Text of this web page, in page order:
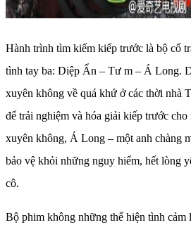
Hành trình tìm kiếm kiếp trước là bộ cổ
tình tay ba: Diệp Ẩn – Tư m – Á Long.
xuyên không về quá khứ ở các thời
để trải nghiệm và hóa giải kiếp trước
xuyên không, Á Long – một anh chàng
bảo vệ khỏi những nguy hiểm, hết lòng
cô.
Bộ phim không những thể hiện tình cảm